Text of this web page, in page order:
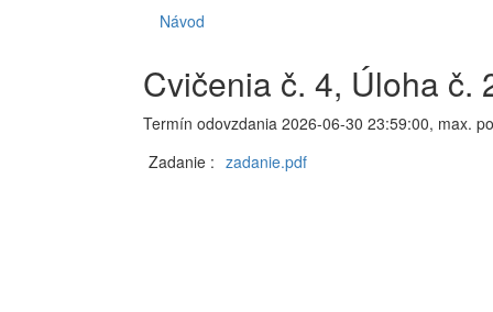
Návod
Cvičenia č. 4, Úloha č.
Termín odovzdania 2026-06-30 23:59:00, max.
Zadanie : zadanie.pdf